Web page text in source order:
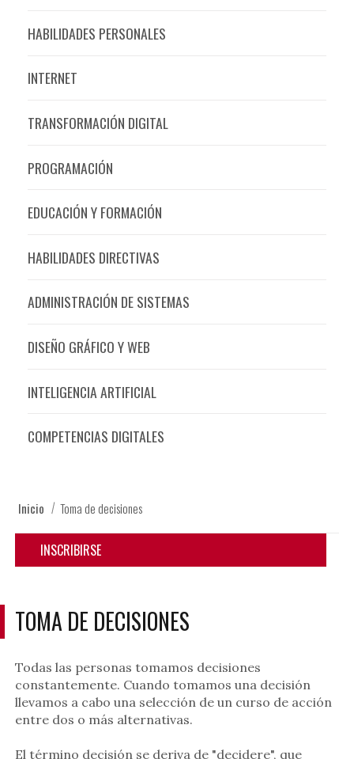
HABILIDADES PERSONALES
INTERNET
TRANSFORMACIÓN DIGITAL
PROGRAMACIÓN
EDUCACIÓN Y FORMACIÓN
HABILIDADES DIRECTIVAS
ADMINISTRACIÓN DE SISTEMAS
DISEÑO GRÁFICO Y WEB
INTELIGENCIA ARTIFICIAL
COMPETENCIAS DIGITALES
Inicio Toma de decisiones
INSCRIBIRSE
TOMA DE DECISIONES
Todas las personas tomamos decisiones
constantemente. Cuando tomamos una decisión
llevamos a cabo una selección de un curso de acción
entre dos o más alternativas.
El término decisión se deriva de "decidere", que